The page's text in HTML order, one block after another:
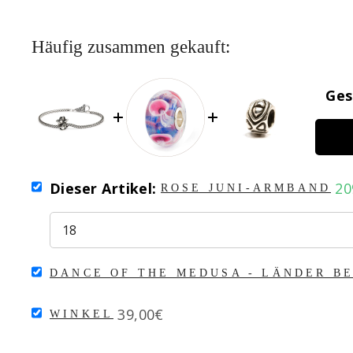
Häufig zusammen gekauft:
SELECT
ROSE
JUNI-
ARMBAND
Dieser Artikel: ROSE JUNI-ARMBAND
SELECT
THE
DANCE OF THE MEDUSA - LÄNDER
SELECT
WINKEL Price
39,00€